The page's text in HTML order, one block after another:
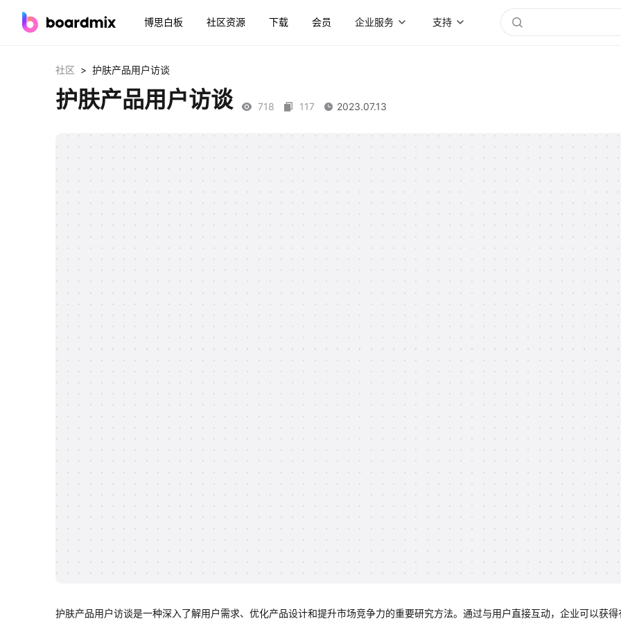
博思白板 社区资源 下载 会员 企业服务 支持
社区 > 护肤产品用户访谈
护肤产品用户访谈 718 117 2023.07.13
护肤产品用户访谈是一种深入了解用户需求、优化产品设计和提升市场竞争力的重要研究方法。通过与用户直接互动，企业可以获得